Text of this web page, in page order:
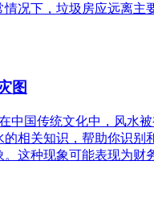
况下，垃圾房应远离
图
中国传统文化中，风水
相关知识，帮助你识
这种现象可能表现为